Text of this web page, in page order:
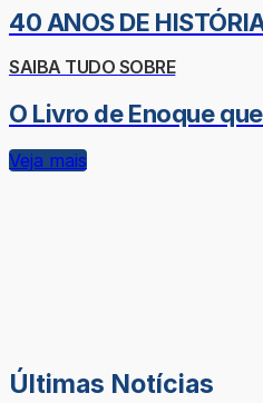
40 ANOS DE
SAIBA TUDO SOBRE
O Livro de Enoque
Veja mais
Últimas Notícias